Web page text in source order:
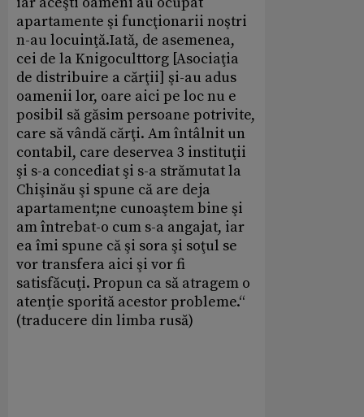
apartamente şi funcţionarii noştri
n-au locuinţă.Iată, de asemenea,
cei de la Knigoculttorg [Asociaţia
de distribuire a cărţii] şi-au adus
oamenii lor, oare aici pe loc nu e
posibil să găsim persoane potrivite,
care să vândă cărţi. Am întâlnit un
contabil, care deservea 3 instituţii
şi s-a concediat şi s-a strămutat la
Chişinău şi spune că are deja
apartament;ne cunoaştem bine şi
am întrebat-o cum s-a angajat, iar
ea îmi spune că şi sora şi soţul se
vor transfera aici şi vor fi
satisfăcuţi. Propun ca să atragem o
atenţie sporită acestor probleme.“
(traducere din limba rusă)